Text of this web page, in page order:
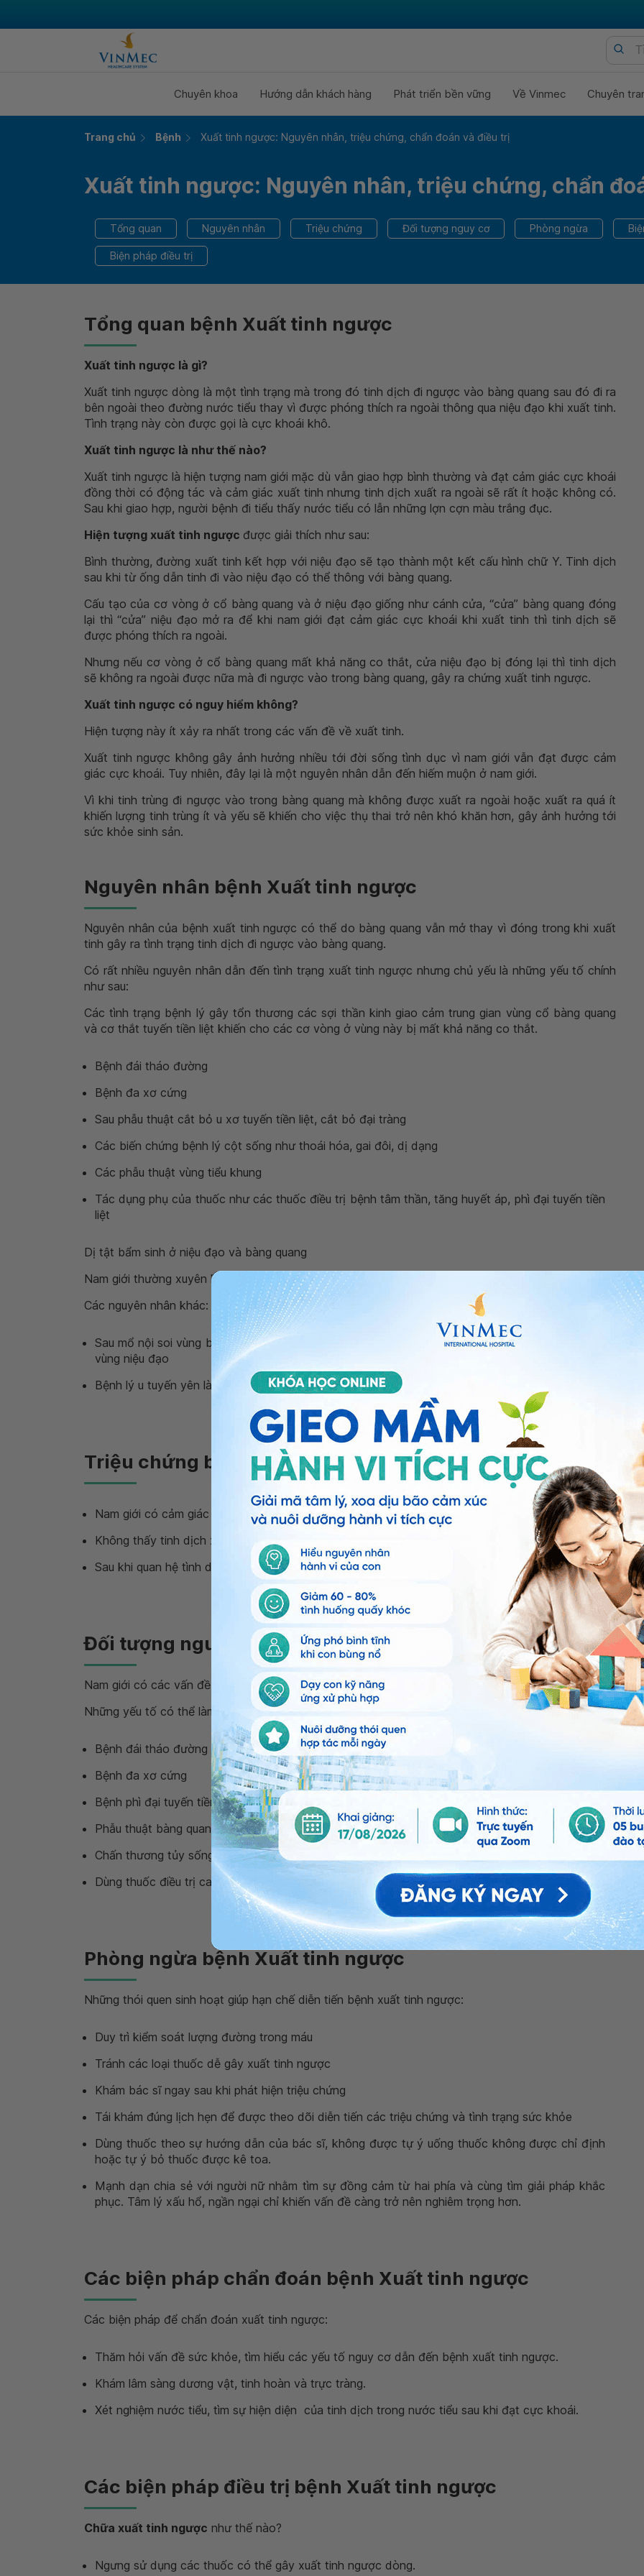
Chuyên khoa Hướng dẫn khách hàng Phát triển bền vững Về Vinmec Chuyên
Trang chủ Bệnh Xuất tinh ngược: Nguyên nhân, triệu chứng, chẩn đoán và điều trị
Xuất tinh ngược: Nguyên nhân, triệu chứng, chẩn
Tổng quan Nguyên nhân Triệu chứng Đối tượng nguy cơ Phòng ngừa
Biện pháp điều trị
Tổng quan bệnh Xuất tinh ngược
Xuất tinh ngược là gì?
Xuất tinh ngược dòng là một tình trạng mà trong đó tinh dịch đi ngược vào bàng quang sau đó đi ra
bên ngoài theo đường nước tiểu thay vì được phóng thích ra ngoài thông qua niệu đạo khi xuất tinh.
Tình trạng này còn được gọi là cực khoái khô.
Xuất tinh ngược là như thế nào?
Xuất tinh ngược là hiện tượng nam giới mặc dù vẫn giao hợp bình thường và đạt cảm giác cực khoái
đồng thời có động tác và cảm giác xuất tinh nhưng tinh dịch xuất ra ngoài sẽ rất ít hoặc không có.
Sau khi giao hợp, người bệnh đi tiểu thấy nước tiểu có lẫn những lợn cợn màu trắng đục.
Hiện tượng xuất tinh ngược được giải thích như sau:
Bình thường, đường xuất tinh kết hợp với niệu đạo sẽ tạo thành một kết cấu hình chữ Y. Tinh dịch
sau khi từ ống dẫn tinh đi vào niệu đạo có thể thông với bàng quang.
Cấu tạo của cơ vòng ở cổ bàng quang và ở niệu đạo giống như cánh cửa, “cửa” bàng quang đóng
lại thì “cửa” niệu đạo mở ra để khi nam giới đạt cảm giác cực khoái khi xuất tinh thì tinh dịch sẽ
được phóng thích ra ngoài.
Nhưng nếu cơ vòng ở cổ bàng quang mất khả năng co thắt, cửa niệu đạo bị đóng lại thì tinh dịch
sẽ không ra ngoài được nữa mà đi ngược vào trong bàng quang, gây ra chứng xuất tinh ngược.
Xuất tinh ngược có nguy hiểm không?
Hiện tượng này ít xảy ra nhất trong các vấn đề về xuất tinh.
Xuất tinh ngược không gây ảnh hưởng nhiều tới đời sống tình dục vì nam giới vẫn đạt được cảm
giác cực khoái. Tuy nhiên, đây lại là một nguyên nhân dẫn đến hiếm muộn ở nam giới.
Vì khi tinh trùng đi ngược vào trong bàng quang mà không được xuất ra ngoài hoặc xuất ra quá ít
khiến lượng tinh trùng ít và yếu sẽ khiến cho việc thụ thai trở nên khó khăn hơn, gây ảnh hưởng tới
sức khỏe sinh sản.
Nguyên nhân bệnh Xuất tinh ngược
Nguyên nhân của bệnh xuất tinh ngược có thể do bàng quang vẫn mở thay vì đóng trong khi xuất
tinh gây ra tình trạng tinh dịch đi ngược vào bàng quang.
Có rất nhiều nguyên nhân dẫn đến tình trạng xuất tinh ngược nhưng chủ yếu là những yếu tố chính
như sau:
Các tình trạng bệnh lý gây tổn thương các sợi thần kinh giao cảm trung gian vùng cổ bàng quang
và cơ thắt tuyến tiền liệt khiến cho các cơ vòng ở vùng này bị mất khả năng co thắt.
Bệnh đái tháo đường
Bệnh đa xơ cứng
Sau phẫu thuật cắt bỏ u xơ tuyến tiền liệt, cắt bỏ đại tràng
Các biến chứng bệnh lý cột sống như thoái hóa, gai đôi, dị dạng
Các phẫu thuật vùng tiểu khung
Tác dụng phụ của thuốc như các thuốc điều trị bệnh tâm thần, tăng huyết áp, phì đại tuyến tiền
liệt
Dị tật bẩm sinh ở niệu đạo và bàng quang
Nam giới thường xuyên kìm hãm việc xuất tinh khi quan hệ tình dục
Các nguyên nhân khác:
Sau mổ nội soi vùng bàng quang, các bệnh gây xơ cứng cổ bàng quang, các rối loạn co thắt cơ
vùng niệu đạo
Bệnh lý u tuyến yên làm tăng prolactin máu
Triệu chứng bệnh Xuất tinh ngược
Nam giới có cảm giác cực khoái nhưng không thể xuất tinh ra ngoài được.
Không thấy tinh dịch xuất hiện sau mỗi lần giao hợp.
Sau khi quan hệ tình dục khi đi tiểu thấy lợn cợn màu trắng đục có lẫn trong nước tiểu.
Đối tượng nguy cơ bệnh Xuất tinh ngược
Nam giới có các vấn đề liên quan đến bàng quang thường dễ gặp phải tình trạng này.
Những yếu tố có thể làm tăng nguy cơ mắc bệnh bao gồm:
Bệnh đái tháo đường
Bệnh đa xơ cứng
Bệnh phì đại tuyến tiền liệt
Phẫu thuật bàng quang
Chấn thương tủy sống
Dùng thuốc điều trị cao huyết áp hoặc rối loạn tâm lý
Phòng ngừa bệnh Xuất tinh ngược
Những thói quen sinh hoạt giúp hạn chế diễn tiến bệnh xuất tinh ngược:
Duy trì kiểm soát lượng đường trong máu
Tránh các loại thuốc dễ gây xuất tinh ngược
Khám bác sĩ ngay sau khi phát hiện triệu chứng
Tái khám đúng lịch hẹn để được theo dõi diễn tiến các triệu chứng và tình trạng sức khỏe
Dùng thuốc theo sự hướng dẫn của bác sĩ, không được tự ý uống thuốc không được chỉ định
hoặc tự ý bỏ thuốc được kê toa.
Mạnh dạn chia sẻ với người nữ nhằm tìm sự đồng cảm từ hai phía và cùng tìm giải pháp khắc
phục. Tâm lý xấu hổ, ngần ngại chỉ khiến vấn đề càng trở nên nghiêm trọng hơn.
Các biện pháp chẩn đoán bệnh Xuất tinh ngược
Các biện pháp để chẩn đoán xuất tinh ngược:
Thăm hỏi vấn đề sức khỏe, tìm hiểu các yếu tố nguy cơ dẫn đến bệnh xuất tinh ngược.
Khám lâm sàng dương vật, tinh hoàn và trực tràng.
Xét nghiệm nước tiểu, tìm sự hiện diện của tinh dịch trong nước tiểu sau khi đạt cực khoái.
Các biện pháp điều trị bệnh Xuất tinh ngược
Chữa xuất tinh ngược như thế nào?
Ngưng sử dụng các thuốc có thể gây xuất tinh ngược dòng.